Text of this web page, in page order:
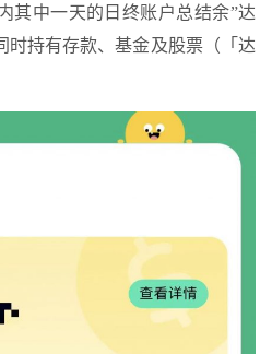
其中一天的日终账户总结余”达
时持有存款、基金及股票（「达